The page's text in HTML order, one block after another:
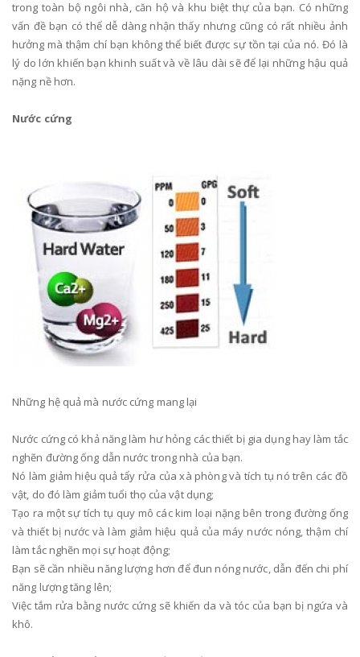
trong toàn bộ ngôi nhà, căn hộ và khu biệt thự của bạn. Có những
vấn đề bạn có thể dễ dàng nhận thấy nhưng cũng có rất nhiều ảnh
hưởng mà thậm chí bạn không thể biết được sự tồn tại của nó. Đó là
lý do lớn khiến bạn khinh suất và về lâu dài sẽ để lại những hậu quả
nặng nề hơn.
Nước cứng
Những hệ quả mà nước cứng mang lại
Nước cứng có khả năng làm hư hỏng các thiết bị gia dụng hay làm tắc
nghẽn đường ống dẫn nước trong nhà của bạn.
Nó làm giảm hiệu quả tẩy rửa của xà phòng và tích tụ nó trên các đồ
vật, do đó làm giảm tuổi thọ của vật dụng;
Tạo ra một sự tích tụ quy mô các kim loại nặng bên trong đường ống
và thiết bị nước và làm giảm hiệu quả của máy nước nóng, thậm chí
làm tắc nghẽn mọi sự hoạt động;
Bạn sẽ cần nhiều năng lượng hơn để đun nóng nước, dẫn đến chi phí
năng lượng tăng lên;
Việc tắm rửa bằng nước cứng sẽ khiến da và tóc của bạn bị ngứa và
khô.